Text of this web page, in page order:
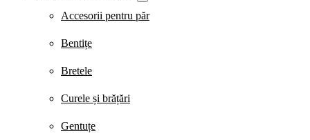
Accesorii pentru păr
Bentițe
Bretele
Curele și brățări
Gentuțe